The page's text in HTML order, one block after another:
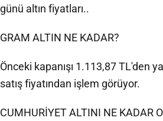
günü altın fiyatları..
GRAM ALTIN NE KADAR?
Önceki kapanışı 1.113,87 TL'den
satış fiyatından işlem görüyor.
CUMHURİYET ALTINI NE KADAR